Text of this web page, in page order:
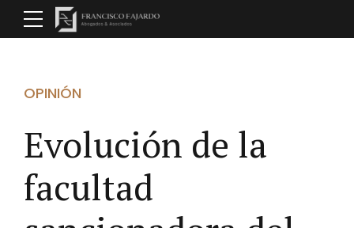
OPINIÓN
Evolución de la
facultad